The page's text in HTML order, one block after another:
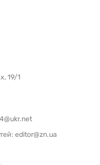
19/1
editor@zn.ua